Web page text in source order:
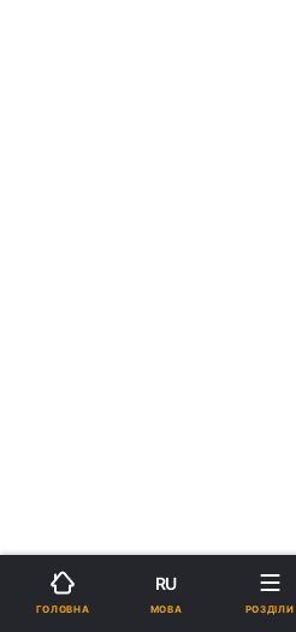
ГОЛОВНА
RU
МОВА РОЗДІЛИ